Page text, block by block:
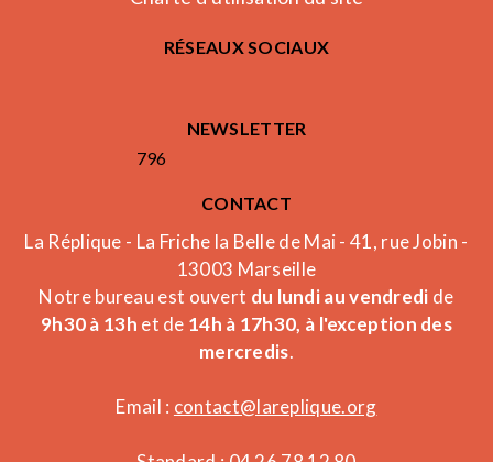
RÉSEAUX SOCIAUX
NEWSLETTER
796
CONTACT
La Réplique - La Friche la Belle de Mai - 41, rue Jobin -
13003 Marseille
Notre bureau est ouvert du lundi au vendredi de
9h30 à 13h et de 14h à 17h30, à l'exception des
mercredis.
Email : contact@lareplique.org